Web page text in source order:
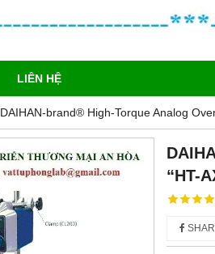
LIÊN HỆ
DAIHAN-brand® High-Torque Analog
“HT-